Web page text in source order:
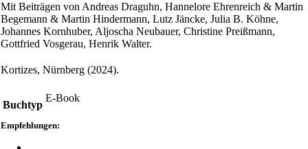
Mit Beiträgen von Andreas Draguhn, Hannelore Ehrenreich & Martin
Begemann & Martin Hindermann, Lutz Jäncke, Julia B. Köhne,
Johannes Kornhuber, Aljoscha Neubauer, Christine Preißmann,
Gottfried Vosgerau, Henrik Walter.
Kortizes, Nürnberg (2024).
Buchtyp
E-Book
Empfehlungen: